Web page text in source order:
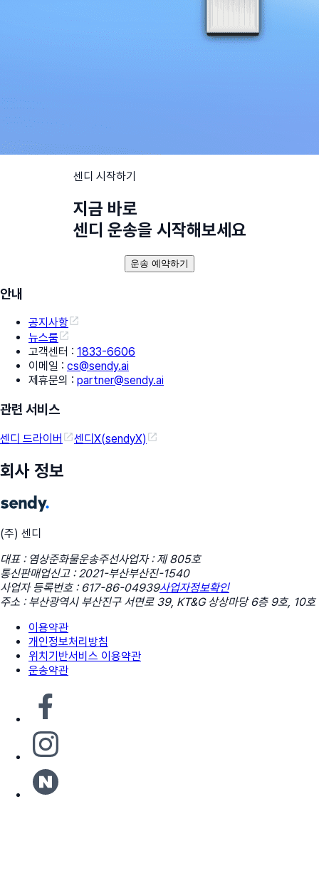
센디 시작하기
지금 바로
센디 운송을 시작해보세요
운송 예약하기
안내
공지사항
뉴스룸
고객센터 : 1833-6606
이메일 : cs@sendy.ai
제휴문의 : partner@sendy.ai
관련 서비스
센디 드라이버 센디X(sendyX)
회사 정보
(주) 센디
대표 : 염상준화물운송주선사업자 : 제 805호
통신판매업신고 : 2021-부산부산진-1540
사업자 등록번호 : 617-86-04939사업자정보확인
주소 : 부산광역시 부산진구 서면로 39, KT&G 상상마당 6층 9호, 10호
이용약관
개인정보처리방침
위치기반서비스 이용약관
운송약관